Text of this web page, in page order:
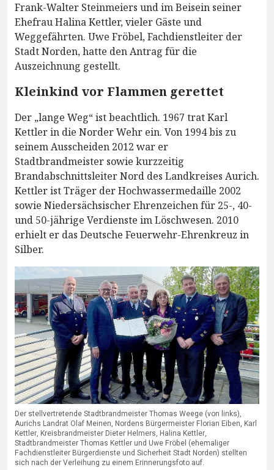
Frank-Walter Steinmeiers und im Beisein seiner
Ehefrau Halina Kettler, vieler Gäste und
Weggefährten. Uwe Fröbel, Fachdienstleiter der
Stadt Norden, hatte den Antrag für die
Auszeichnung gestellt.
Kleinkind vor Flammen gerettet
Der „lange Weg“ ist beachtlich. 1967 trat Karl
Kettler in die Norder Wehr ein. Von 1994 bis zu
seinem Ausscheiden 2012 war er
Stadtbrandmeister sowie kurzzeitig
Brandabschnittsleiter Nord des Landkreises Aurich.
Kettler ist Träger der Hochwassermedaille 2002
sowie Niedersächsischer Ehrenzeichen für 25-, 40-
und 50-jährige Verdienste im Löschwesen. 2010
erhielt er das Deutsche Feuerwehr-Ehrenkreuz in
Silber.
Der stellvertretende Stadtbrandmeister Thomas Weege (von links),
Aurichs Landrat Olaf Meinen, Nordens Bürgermeister Florian Eiben, Karl
Kettler, Kreisbrandmeister Dieter Helmers, Halina Kettler,
Stadtbrandmeister Thomas Kettler und Uwe Fröbel (ehemaliger
Fachdienstleiter Bürgerdienste und Sicherheit Stadt Norden) stellten
sich nach der Verleihung zu einem Erinnerungsfoto auf.